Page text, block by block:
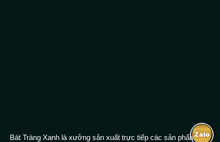
Zalo
Bát Tràng Xanh là xưởng sản xuất trực tiếp các sản phẩm